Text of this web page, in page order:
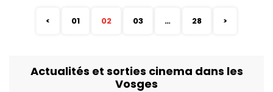
< 01 02 03 … 28 >
Actualités et sorties cinema dans les
Vosges